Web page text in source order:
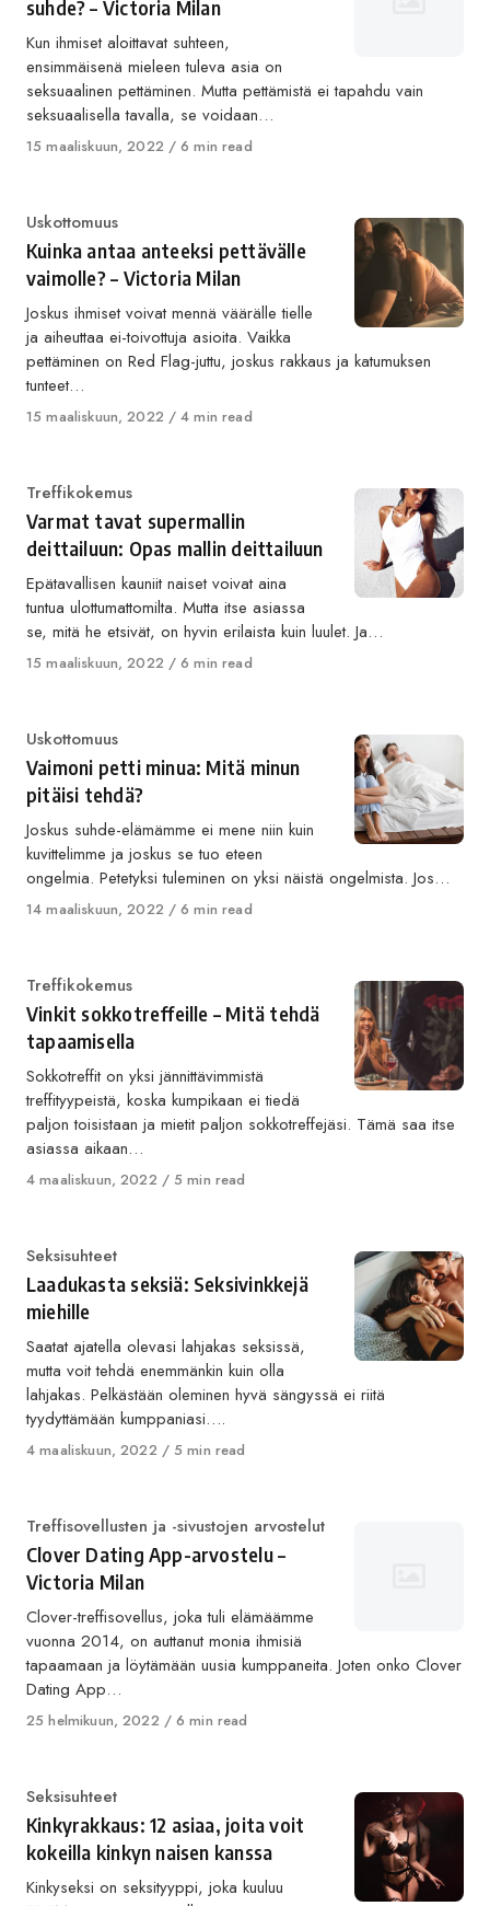
suhde? – Victoria Milan
Kun ihmiset aloittavat suhteen,
ensimmäisenä mieleen tuleva asia on
seksuaalinen pettäminen. Mutta pettämistä ei tapahdu vain
seksuaalisella tavalla, se voidaan…
Published
15 maaliskuun, 2022 6 min read
Category
Uskottomuus
Kuinka antaa anteeksi pettävälle
vaimolle? – Victoria Milan
Joskus ihmiset voivat mennä väärälle tielle
ja aiheuttaa ei-toivottuja asioita. Vaikka
pettäminen on Red Flag-juttu, joskus rakkaus ja katumuksen
tunteet…
Published
15 maaliskuun, 2022 4 min read
Category
Treffikokemus
Varmat tavat supermallin
deittailuun: Opas mallin deittailuun
Epätavallisen kauniit naiset voivat aina
tuntua ulottumattomilta. Mutta itse asiassa
se, mitä he etsivät, on hyvin erilaista kuin luulet. Ja…
Published
15 maaliskuun, 2022 6 min read
Category
Uskottomuus
Vaimoni petti minua: Mitä minun
pitäisi tehdä?
Joskus suhde-elämämme ei mene niin kuin
kuvittelimme ja joskus se tuo eteen
ongelmia. Petetyksi tuleminen on yksi näistä ongelmista. Jos…
Published
14 maaliskuun, 2022 6 min read
Category
Treffikokemus
Vinkit sokkotreffeille – Mitä tehdä
tapaamisella
Sokkotreffit on yksi jännittävimmistä
treffityypeistä, koska kumpikaan ei tiedä
paljon toisistaan ja mietit paljon sokkotreffejäsi. Tämä saa itse
asiassa aikaan…
Published
4 maaliskuun, 2022 5 min read
Category
Seksisuhteet
Laadukasta seksiä: Seksivinkkejä
miehille
Saatat ajatella olevasi lahjakas seksissä,
mutta voit tehdä enemmänkin kuin olla
lahjakas. Pelkästään oleminen hyvä sängyssä ei riitä
tyydyttämään kumppaniasi….
Published
4 maaliskuun, 2022 5 min read
Category
Treffisovellusten ja -sivustojen arvostelut
Clover Dating App-arvostelu –
Victoria Milan
Clover-treffisovellus, joka tuli elämäämme
vuonna 2014, on auttanut monia ihmisiä
tapaamaan ja löytämään uusia kumppaneita. Joten onko Clover
Dating App…
Published
25 helmikuun, 2022 6 min read
Category
Seksisuhteet
Kinkyrakkaus: 12 asiaa, joita voit
kokeilla kinkyn naisen kanssa
Kinkyseksi on seksityyppi, joka kuuluu